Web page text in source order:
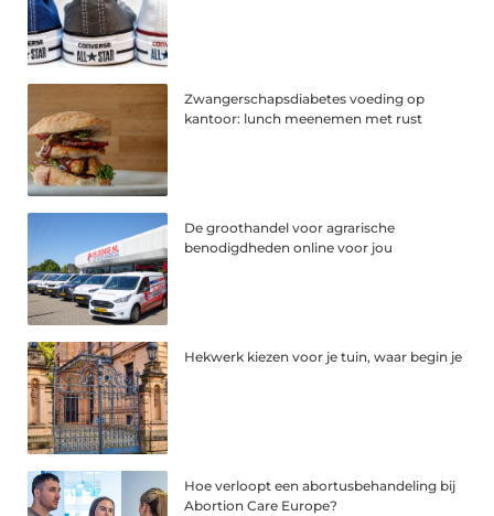
Zwangerschapsdiabetes voeding op
kantoor: lunch meenemen met rust
De groothandel voor agrarische
benodigdheden online voor jou
Hekwerk kiezen voor je tuin, waar begin je
Hoe verloopt een abortusbehandeling bij
Abortion Care Europe?